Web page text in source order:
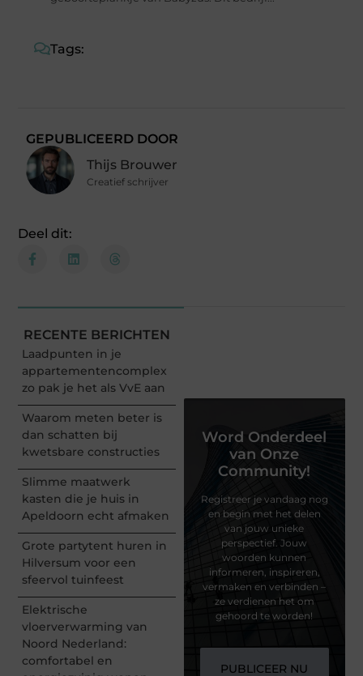
Tags:
GEPUBLICEERD DOOR
Thijs Brouwer
Creatief schrijver
Deel dit:
RECENTE BERICHTEN
Laadpunten in je
appartementencomplex
zo pak je het als VvE aan
Waarom meten beter is
dan schatten bij
kwetsbare constructies
Slimme maatwerk
kasten die je huis in
Apeldoorn echt afmaken
Grote partytent huren in
Hilversum voor een
sfeervol tuinfeest
Elektrische
vloerverwarming van
Noord Nederland:
comfortabel en
Word Onderdeel
van Onze
Community!
Registreer je vandaag nog
en begin met het delen
van jouw unieke
perspectief. Jouw
woorden kunnen
informeren, inspireren,
vermaken en verbinden –
ze verdienen het om
gehoord te worden!
PUBLICEER NU